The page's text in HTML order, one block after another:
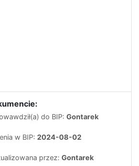
do BIP: Gontarek
w BIP: 2024-08-02
przez: Gontarek